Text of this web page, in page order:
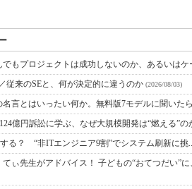
もプロジェクトは成功しないのか、あるいはケ
従来のSEと、何が決定的に違うのか (2026/08/03)
言とはいったい何か。無料版7モデルに聞いた
億円訴訟に学ぶ、なぜ大規模開発は“燃える”の
する？ “非ITエンジニア9割”でシステム刷新に挑
ぃ先生がアドバイス！ 子どもの“おてつだい”に